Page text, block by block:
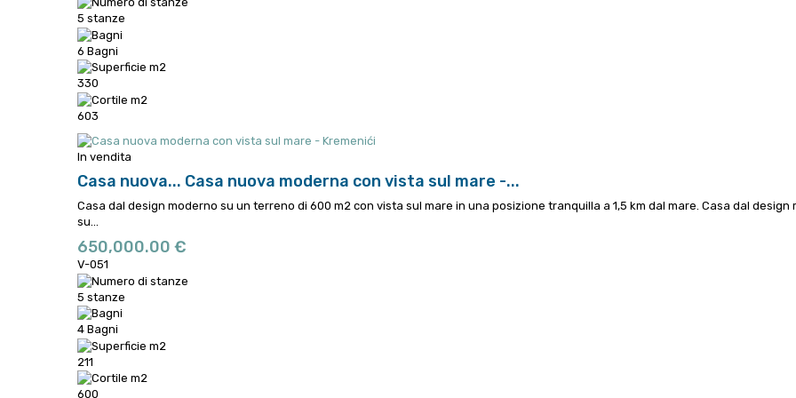
5 stanze
6 Bagni
330
603
In vendita
Casa nuova... Casa nuova moderna con vista sul mare -...
Casa dal design moderno su un terreno di 600 m2 con vista sul mare in una posizione tranquilla a 1,5 km dal mare. Casa dal design
su...
650,000.00 €
V-051
5 stanze
4 Bagni
211
600